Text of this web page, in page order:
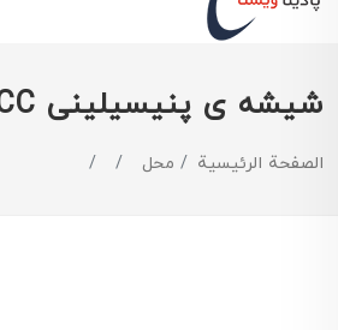
شیشه ی پنیسیلینی 5CC تا 100CC
الصفحة الرئيسية محل